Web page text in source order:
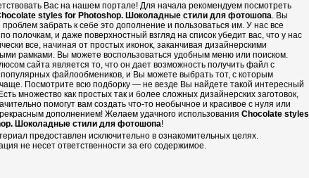
Вас на нашем портале! Для начала рекомендуем посмотреть
styles for Photoshop. Шоколадные стили для фотошопа. Вы
забрать к себе это дополнение и пользоваться им. У нас все
полочкам, и даже поверхностный взгляд на список убедит вас, что у нас
все, начиная от простых иконок, заканчивая дизайнерскими
рамками. Вы можете воспользоваться удобным меню или поиском.
сайта является то, что он дает возможность получить файл с
популярных файлообмеников, и Вы можете выбрать тот, с которым
Посмотрите всю подборку — не везде Вы найдете такой интересный
множество как простых так и более сложных дизайнерских заготовок,
помогут вам создать что-то необычное и красивое с нуля или
дополнением! Желаем удачного использования Chocolate styles
Шоколадные стили для фотошопа!
предоставлен исключительно в ознакомительных целях.
не несет ответственности за его содержимое.